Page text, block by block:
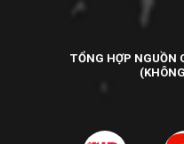
TỔNG HỢP NGUỒN